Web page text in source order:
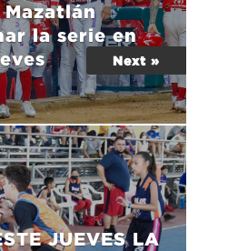
Mazatlán
la serie en
JUEVES LA
Next »